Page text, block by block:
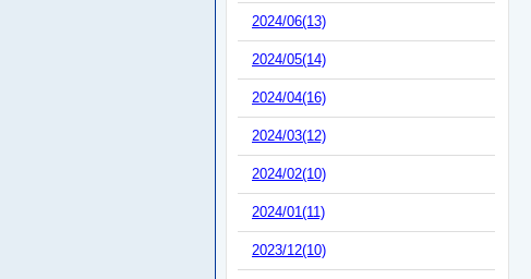
2024/06(13)
2024/05(14)
2024/04(16)
2024/03(12)
2024/02(10)
2024/01(11)
2023/12(10)